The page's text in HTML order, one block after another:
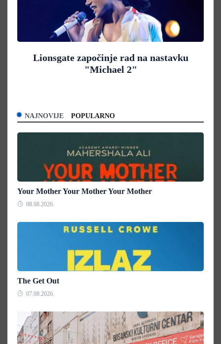
Lionsgate započinje rad na nastavku
"Michael 2"
NAJNOVIJE POPULARNO
Your Mother Your Mother Your Mother
08.08.2026.
The Get Out
07.08.2026.